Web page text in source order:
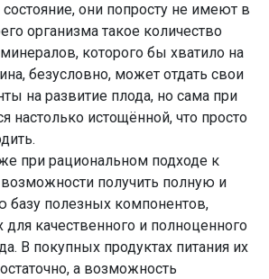
состояние, они попросту не имеют в
организма такое количество
которого бы хватило на
безусловно, может отдать свои
на развитие плода, но сама при
настолько истощённой, что просто
при рациональном подходе к
получить полную и
базу полезных компонентов,
качественного и полноценного
В покупных продуктах питания их
а возможность